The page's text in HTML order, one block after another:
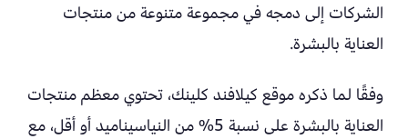
الشركات إلى دمجه في مجموعة متنوعة من منتجات
العناية بالبشرة.
وفقًا لما ذكره موقع كيلافند كلينك، تحتوي معظم منتجات
العناية بالبشرة على نسبة 5% من النياسيناميد أو أقل، مع